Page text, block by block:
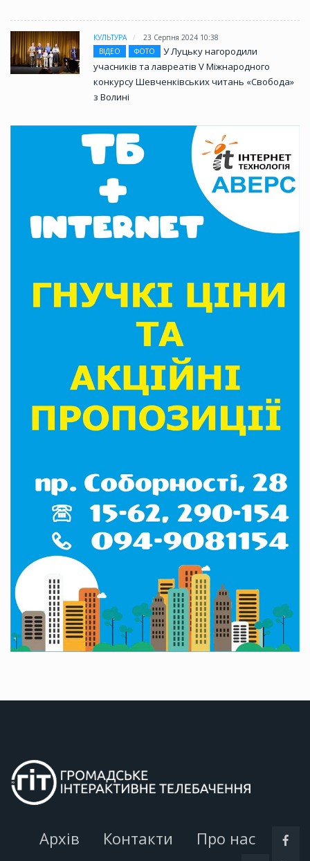
КУЛЬТУРА
23 Серпня 2024 10:38
ВІДЕО
ФОТО
У Луцьку нагородили
учасників та лавреатів V Міжнародного
конкурсу Шевченківських читань «Свобода»
з Волині
Архів Контакти Про нас